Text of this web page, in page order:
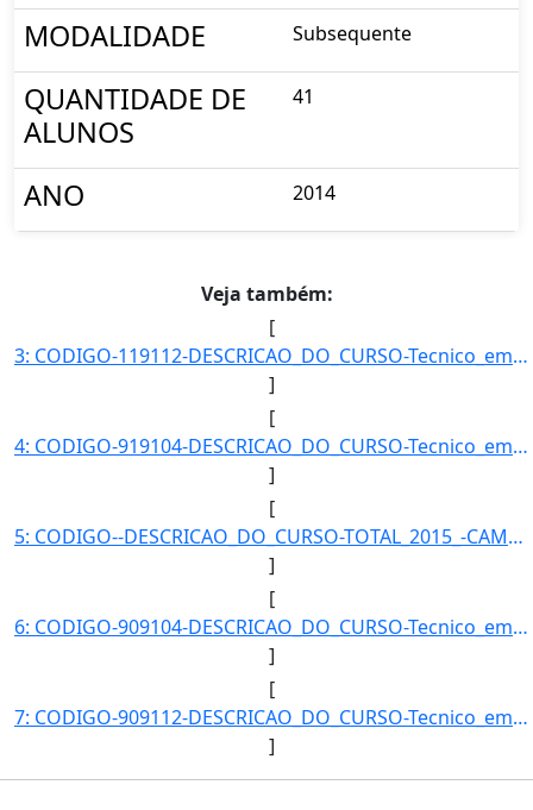
MODALIDADE Subsequente
QUANTIDADE DE
ALUNOS
41
ANO 2014
Veja também:
[
3: CODIGO-119112-DESCRICAO_DO_CURSO-Tecnico_em_Mineracao_-_Catalao_(vespertino)-CAMPUS-CMPACAT-MODALIDA]
]
[
4: CODIGO-919104-DESCRICAO_DO_CURSO-Tecnico_em_Mineracao_Integrado_ao_Ensino_Medio_-_Catalao-CAMPUS-CMP]
]
[
5: CODIGO--DESCRICAO_DO_CURSO-TOTAL_2015_-CAMPUS--MODALIDADE--QUANTIDADE_DE_ALUNOS-130}]
]
[
6: CODIGO-909104-DESCRICAO_DO_CURSO-Tecnico_em_Informatica_Integrado_ao_Ensino_Medio_-_Catalao-CAMPUS-C]
]
[
7: CODIGO-909112-DESCRICAO_DO_CURSO-Tecnico_em_Informatica_-_Catalao-CAMPUS-CMPACAT-MODALIDADE-Subseque]
]